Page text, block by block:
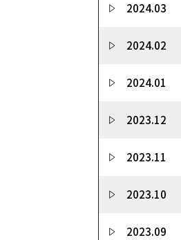
2024.03
2024.02
2024.01
2023.12
2023.11
2023.10
2023.09